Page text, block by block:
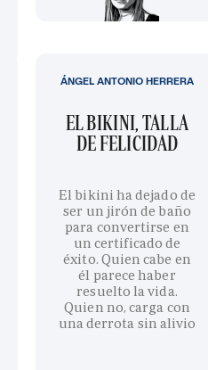
EL BIKINI, TALLA
DE FELICIDAD
El bikini ha dejado de
ser un jirón de baño
para convertirse en
un certificado de
éxito. Quien cabe en
él parece haber
resuelto la vida.
Quien no, carga con
una derrota sin alivio
ÁNGEL ANTONIO HERRERA